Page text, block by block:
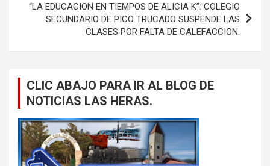
“LA EDUCACION EN TIEMPOS DE ALICIA K”: COLEGIO
SECUNDARIO DE PICO TRUCADO SUSPENDE LAS
CLASES POR FALTA DE CALEFACCION.
CLIC ABAJO PARA IR AL BLOG DE
NOTICIAS LAS HERAS.